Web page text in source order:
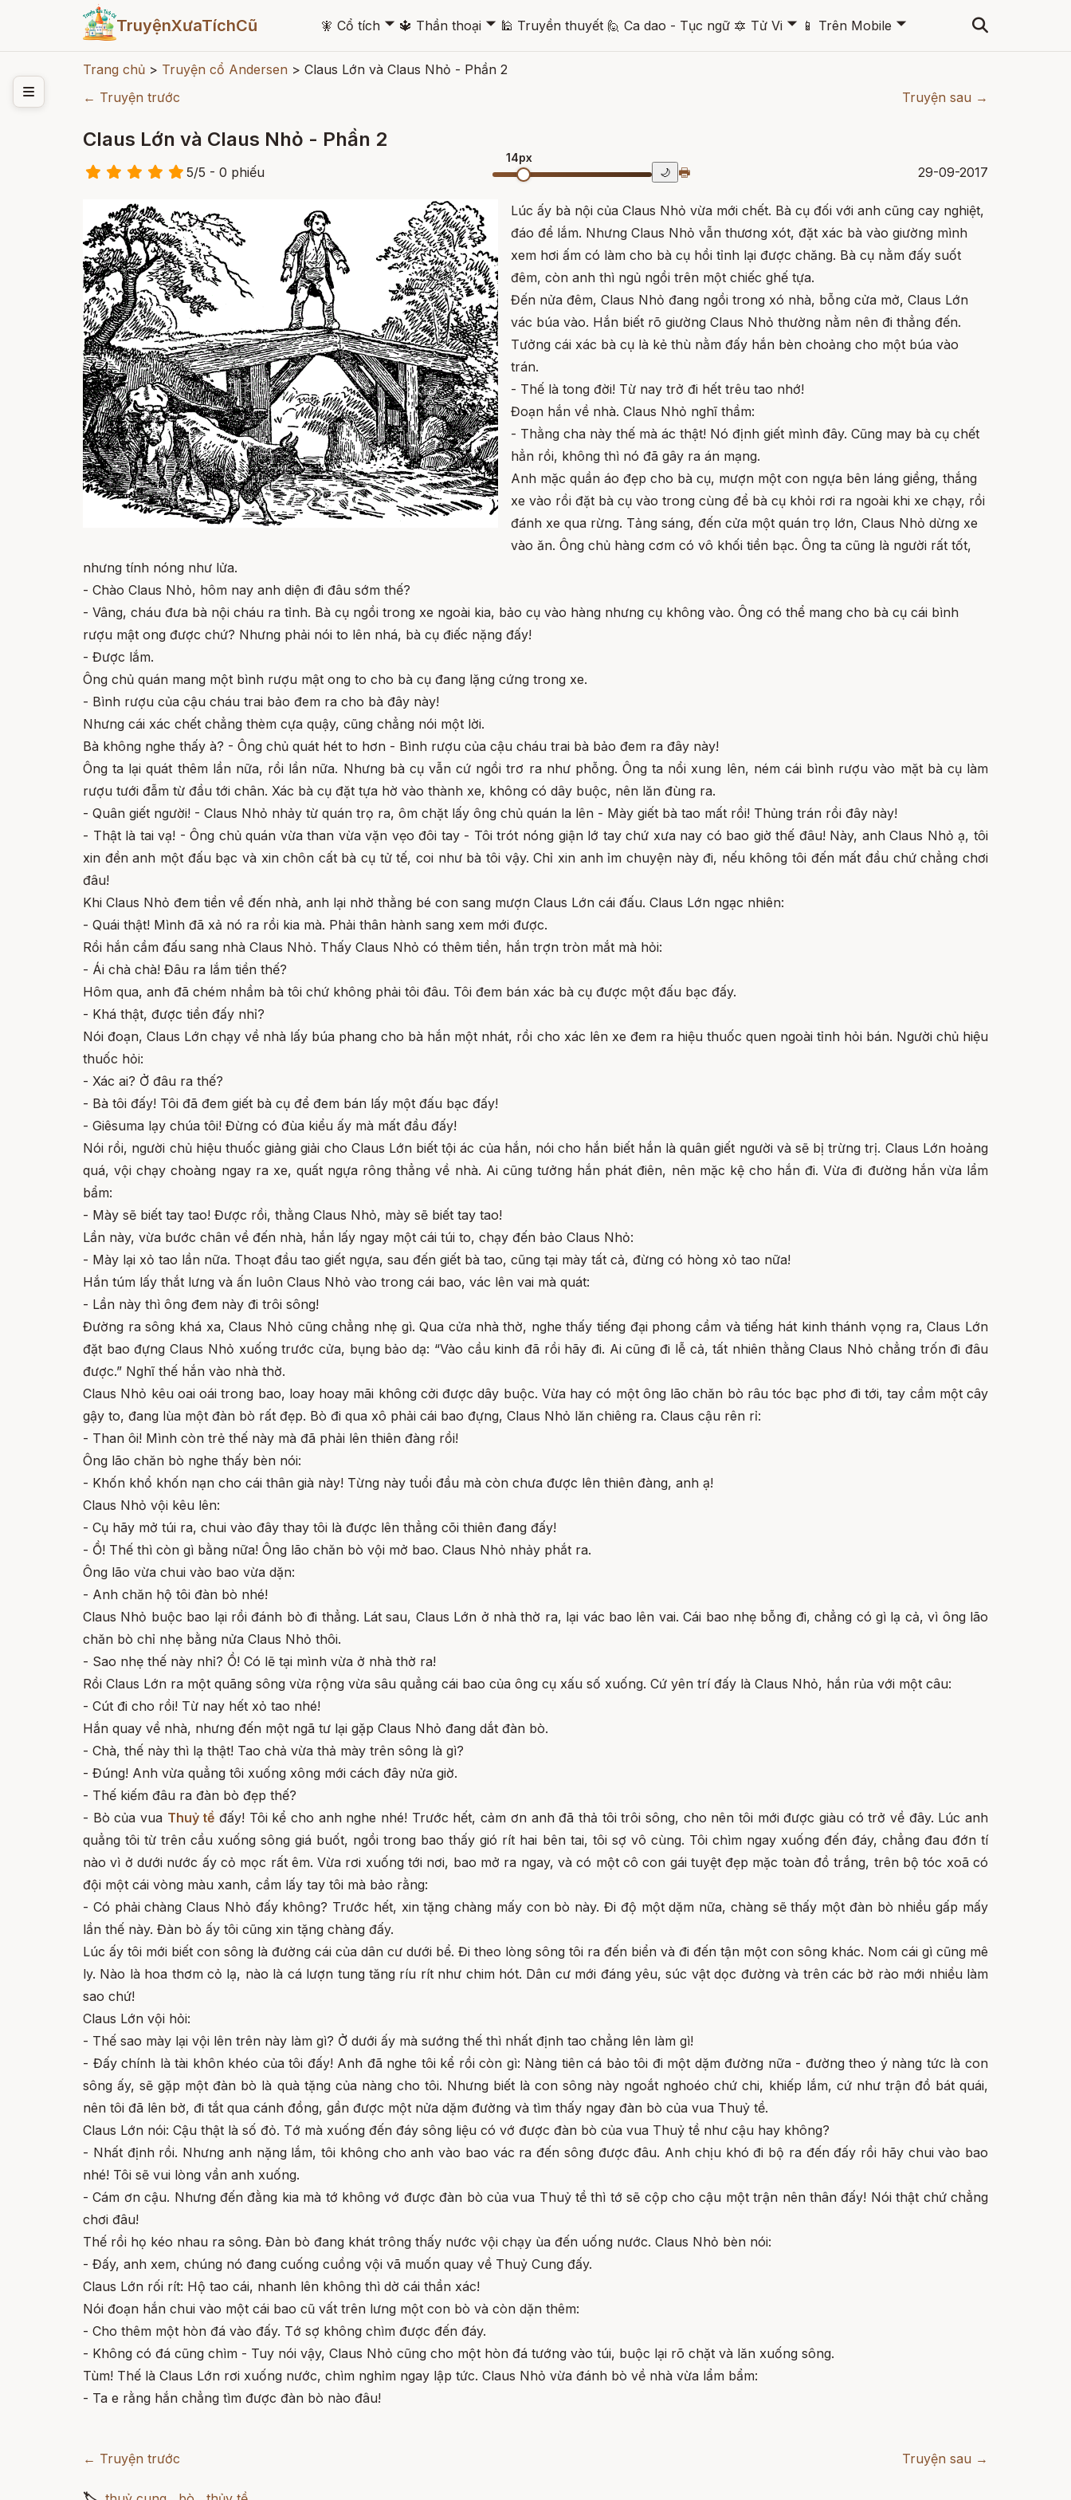
TruyệnXưaTíchCũ 🧚 Cổ tích 🞃 🔱 Thần thoại 🞃 🕌 Truyền thuyết 🙋 Ca dao - Tục ngữ 🔯 Tử Vi 🞃 📱 Trên Mobile 🞃
Trang chủ > Truyện cổ Andersen > Claus Lớn và Claus Nhỏ - Phần 2
← Truyện trước
Truyện sau →
Claus Lớn và Claus Nhỏ - Phần 2
5/5 - 0 phiếu
14px
🌙 🖶 29-09-2017
Lúc ấy bà nội của Claus Nhỏ vừa mới chết. Bà cụ đối với anh cũng cay nghiệt,
đáo để lắm. Nhưng Claus Nhỏ vẫn thương xót, đặt xác bà vào giường mình
xem hơi ấm có làm cho bà cụ hồi tỉnh lại được chăng. Bà cụ nằm đấy suốt
đêm, còn anh thì ngủ ngồi trên một chiếc ghế tựa.
Đến nửa đêm, Claus Nhỏ đang ngồi trong xó nhà, bỗng cửa mở, Claus Lớn
vác búa vào. Hắn biết rõ giường Claus Nhỏ thường nằm nên đi thẳng đến.
Tưởng cái xác bà cụ là kẻ thù nằm đấy hắn bèn choảng cho một búa vào
trán.
- Thế là tong đời! Từ nay trở đi hết trêu tao nhớ!
Đoạn hắn về nhà. Claus Nhỏ nghĩ thầm:
- Thằng cha này thế mà ác thật! Nó định giết mình đây. Cũng may bà cụ chết
hẳn rồi, không thì nó đã gây ra án mạng.
Anh mặc quần áo đẹp cho bà cụ, mượn một con ngựa bên láng giềng, thắng
xe vào rồi đặt bà cụ vào trong cùng để bà cụ khỏi rơi ra ngoài khi xe chạy, rồi
đánh xe qua rừng. Tảng sáng, đến cửa một quán trọ lớn, Claus Nhỏ dừng xe
vào ăn. Ông chủ hàng cơm có vô khối tiền bạc. Ông ta cũng là người rất tốt,
nhưng tính nóng như lửa.
- Chào Claus Nhỏ, hôm nay anh diện đi đâu sớm thế?
- Vâng, cháu đưa bà nội cháu ra tỉnh. Bà cụ ngồi trong xe ngoài kia, bảo cụ vào hàng nhưng cụ không vào. Ông có thể mang cho bà cụ cái bình
rượu mật ong được chứ? Nhưng phải nói to lên nhá, bà cụ điếc nặng đấy!
- Được lắm.
Ông chủ quán mang một bình rượu mật ong to cho bà cụ đang lặng cứng trong xe.
- Bình rượu của cậu cháu trai bảo đem ra cho bà đây này!
Nhưng cái xác chết chẳng thèm cựa quậy, cũng chẳng nói một lời.
Bà không nghe thấy à? - Ông chủ quát hét to hơn - Bình rượu của cậu cháu trai bà bảo đem ra đây này!
Ông ta lại quát thêm lần nữa, rồi lần nữa. Nhưng bà cụ vẫn cứ ngồi trơ ra như phỗng. Ông ta nổi xung lên, ném cái bình rượu vào mặt bà cụ làm
rượu tưới đẫm từ đầu tới chân. Xác bà cụ đặt tựa hờ vào thành xe, không có dây buộc, nên lăn đùng ra.
- Quân giết người! - Claus Nhỏ nhảy từ quán trọ ra, ôm chặt lấy ông chủ quán la lên - Mày giết bà tao mất rồi! Thủng trán rồi đây này!
- Thật là tai vạ! - Ông chủ quán vừa than vừa vặn vẹo đôi tay - Tôi trót nóng giận lớ tay chứ xưa nay có bao giờ thế đâu! Này, anh Claus Nhỏ ạ, tôi
xin đền anh một đấu bạc và xin chôn cất bà cụ tử tế, coi như bà tôi vậy. Chỉ xin anh ỉm chuyện này đi, nếu không tôi đến mất đầu chứ chẳng chơi
đâu!
Khi Claus Nhỏ đem tiền về đến nhà, anh lại nhờ thằng bé con sang mượn Claus Lớn cái đấu. Claus Lớn ngạc nhiên:
- Quái thật! Mình đã xả nó ra rồi kia mà. Phải thân hành sang xem mới được.
Rồi hắn cầm đấu sang nhà Claus Nhỏ. Thấy Claus Nhỏ có thêm tiền, hắn trợn tròn mắt mà hỏi:
- Ái chà chà! Đâu ra lắm tiền thế?
Hôm qua, anh đã chém nhầm bà tôi chứ không phải tôi đâu. Tôi đem bán xác bà cụ được một đấu bạc đấy.
- Khá thật, được tiền đấy nhỉ?
Nói đoạn, Claus Lớn chạy về nhà lấy búa phang cho bà hắn một nhát, rồi cho xác lên xe đem ra hiệu thuốc quen ngoài tỉnh hỏi bán. Người chủ hiệu
thuốc hỏi:
- Xác ai? Ở đâu ra thế?
- Bà tôi đấy! Tôi đã đem giết bà cụ để đem bán lấy một đấu bạc đấy!
- Giêsuma lạy chúa tôi! Đừng có đùa kiểu ấy mà mất đầu đấy!
Nói rồi, người chủ hiệu thuốc giảng giải cho Claus Lớn biết tội ác của hắn, nói cho hắn biết hắn là quân giết người và sẽ bị trừng trị. Claus Lớn hoảng
quá, vội chạy choàng ngay ra xe, quất ngựa rông thẳng về nhà. Ai cũng tưởng hắn phát điên, nên mặc kệ cho hắn đi. Vừa đi đường hắn vừa lẩm
bẩm:
- Mày sẽ biết tay tao! Được rồi, thằng Claus Nhỏ, mày sẽ biết tay tao!
Lần này, vừa bước chân về đến nhà, hắn lấy ngay một cái túi to, chạy đến bảo Claus Nhỏ:
- Mày lại xỏ tao lần nữa. Thoạt đầu tao giết ngựa, sau đến giết bà tao, cũng tại mày tất cả, đừng có hòng xỏ tao nữa!
Hắn túm lấy thắt lưng và ấn luôn Claus Nhỏ vào trong cái bao, vác lên vai mà quát:
- Lần này thì ông đem này đi trôi sông!
Đường ra sông khá xa, Claus Nhỏ cũng chẳng nhẹ gì. Qua cửa nhà thờ, nghe thấy tiếng đại phong cầm và tiếng hát kinh thánh vọng ra, Claus Lớn
đặt bao đựng Claus Nhỏ xuống trước cửa, bụng bảo dạ: “Vào cầu kinh đã rồi hãy đi. Ai cũng đi lễ cả, tất nhiên thằng Claus Nhỏ chẳng trốn đi đâu
được.” Nghĩ thế hắn vào nhà thờ.
Claus Nhỏ kêu oai oái trong bao, loay hoay mãi không cởi được dây buộc. Vừa hay có một ông lão chăn bò râu tóc bạc phơ đi tới, tay cầm một cây
gậy to, đang lùa một đàn bò rất đẹp. Bò đi qua xô phải cái bao đựng, Claus Nhỏ lăn chiêng ra. Claus cậu rên rỉ:
- Than ôi! Mình còn trẻ thế này mà đã phải lên thiên đàng rồi!
Ông lão chăn bò nghe thấy bèn nói:
- Khốn khổ khốn nạn cho cái thân già này! Từng này tuổi đầu mà còn chưa được lên thiên đàng, anh ạ!
Claus Nhỏ vội kêu lên:
- Cụ hãy mở túi ra, chui vào đây thay tôi là được lên thẳng cõi thiên đang đấy!
- Ồ! Thế thì còn gì bằng nữa! Ông lão chăn bò vội mở bao. Claus Nhỏ nhảy phắt ra.
Ông lão vừa chui vào bao vừa dặn:
- Anh chăn hộ tôi đàn bò nhé!
Claus Nhỏ buộc bao lại rồi đánh bò đi thẳng. Lát sau, Claus Lớn ở nhà thờ ra, lại vác bao lên vai. Cái bao nhẹ bỗng đi, chẳng có gì lạ cả, vì ông lão
chăn bò chỉ nhẹ bằng nửa Claus Nhỏ thôi.
- Sao nhẹ thế này nhỉ? Ồ! Có lẽ tại mình vừa ở nhà thờ ra!
Rồi Claus Lớn ra một quãng sông vừa rộng vừa sâu quẳng cái bao của ông cụ xấu số xuống. Cứ yên trí đấy là Claus Nhỏ, hắn rủa với một câu:
- Cút đi cho rồi! Từ nay hết xỏ tao nhé!
Hắn quay về nhà, nhưng đến một ngã tư lại gặp Claus Nhỏ đang dắt đàn bò.
- Chà, thế này thì lạ thật! Tao chả vừa thả mày trên sông là gì?
- Đúng! Anh vừa quẳng tôi xuống xông mới cách đây nửa giờ.
- Thế kiếm đâu ra đàn bò đẹp thế?
- Bò của vua Thuỷ tề đấy! Tôi kể cho anh nghe nhé! Trước hết, cảm ơn anh đã thả tôi trôi sông, cho nên tôi mới được giàu có trở về đây. Lúc anh
quẳng tôi từ trên cầu xuống sông giá buốt, ngồi trong bao thấy gió rít hai bên tai, tôi sợ vô cùng. Tôi chìm ngay xuống đến đáy, chẳng đau đớn tí
nào vì ở dưới nước ấy cỏ mọc rất êm. Vừa rơi xuống tới nơi, bao mở ra ngay, và có một cô con gái tuyệt đẹp mặc toàn đồ trắng, trên bộ tóc xoã có
đội một cái vòng màu xanh, cầm lấy tay tôi mà bảo rằng:
- Có phải chàng Claus Nhỏ đấy không? Trước hết, xin tặng chàng mấy con bò này. Đi độ một dặm nữa, chàng sẽ thấy một đàn bò nhiều gấp mấy
lần thế này. Đàn bò ấy tôi cũng xin tặng chàng đấy.
Lúc ấy tôi mới biết con sông là đường cái của dân cư dưới bể. Đi theo lòng sông tôi ra đến biển và đi đến tận một con sông khác. Nom cái gì cũng mê
ly. Nào là hoa thơm cỏ lạ, nào là cá lượn tung tăng ríu rít như chim hót. Dân cư mới đáng yêu, súc vật dọc đường và trên các bờ rào mới nhiều làm
sao chứ!
Claus Lớn vội hỏi:
- Thế sao mày lại vội lên trên này làm gì? Ở dưới ấy mà sướng thế thì nhất định tao chẳng lên làm gì!
- Đấy chính là tài khôn khéo của tôi đấy! Anh đã nghe tôi kể rồi còn gì: Nàng tiên cá bảo tôi đi một dặm đường nữa - đường theo ý nàng tức là con
sông ấy, sẽ gặp một đàn bò là quà tặng của nàng cho tôi. Nhưng biết là con sông này ngoắt nghoéo chứ chi, khiếp lắm, cứ như trận đồ bát quái,
nên tôi đã lên bờ, đi tắt qua cánh đồng, gần được một nửa dặm đường và tìm thấy ngay đàn bò của vua Thuỷ tề.
Claus Lớn nói: Cậu thật là số đỏ. Tớ mà xuống đến đáy sông liệu có vớ được đàn bò của vua Thuỷ tề như cậu hay không?
- Nhất định rồi. Nhưng anh nặng lắm, tôi không cho anh vào bao vác ra đến sông được đâu. Anh chịu khó đi bộ ra đến đấy rồi hãy chui vào bao
nhé! Tôi sẽ vui lòng vần anh xuống.
- Cám ơn cậu. Nhưng đến đằng kia mà tớ không vớ được đàn bò của vua Thuỷ tề thì tớ sẽ cộp cho cậu một trận nên thân đấy! Nói thật chứ chẳng
chơi đâu!
Thế rồi họ kéo nhau ra sông. Đàn bò đang khát trông thấy nước vội chạy ùa đến uống nước. Claus Nhỏ bèn nói:
- Đấy, anh xem, chúng nó đang cuống cuồng vội vã muốn quay về Thuỷ Cung đấy.
Claus Lớn rối rít: Hộ tao cái, nhanh lên không thì dờ cái thần xác!
Nói đoạn hắn chui vào một cái bao cũ vất trên lưng một con bò và còn dặn thêm:
- Cho thêm một hòn đá vào đấy. Tớ sợ không chìm được đến đáy.
- Không có đá cũng chìm - Tuy nói vậy, Claus Nhỏ cũng cho một hòn đá tướng vào túi, buộc lại rõ chặt và lăn xuống sông.
Tùm! Thế là Claus Lớn rơi xuống nước, chìm nghỉm ngay lập tức. Claus Nhỏ vừa đánh bò về nhà vừa lẩm bẩm:
- Ta e rằng hắn chẳng tìm được đàn bò nào đâu!
← Truyện trước Truyện sau →